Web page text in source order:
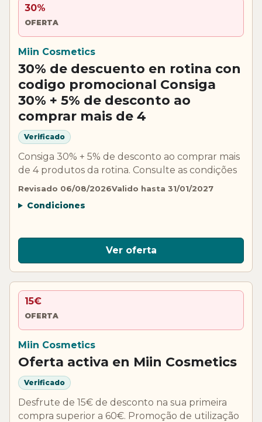
30%
OFERTA
Miin Cosmetics
30% de descuento en rotina con
codigo promocional Consiga
30% + 5% de desconto ao
comprar mais de 4
Verificado
Consiga 30% + 5% de desconto ao comprar mais
de 4 produtos da rotina. Consulte as condições
Revisado 06/08/2026Valido hasta 31/01/2027
Condiciones
Ver oferta
15€
OFERTA
Miin Cosmetics
Oferta activa en Miin Cosmetics
Verificado
Desfrute de 15€ de desconto na sua primeira
compra superior a 60€. Promoção de utilização